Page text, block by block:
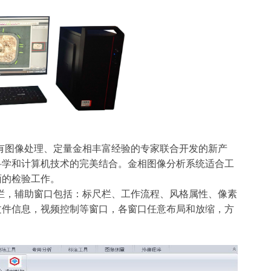
像处理、定量金相丰富经验的专家联合开发的新产
和计算机技术的完美结合。 金相图像分析系统适合工
检验工作。
辅助窗口包括：标尺栏、工作流程、风格属性、像素
信息，视频控制等窗口，各窗口任意布局和放缩，方